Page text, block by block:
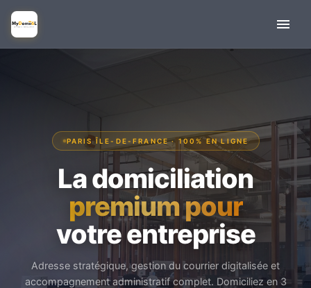
PARIS ÎLE-DE-FRANCE · 100% EN LIGNE
La domiciliation
premium pour
votre entreprise
Adresse stratégique, gestion du courrier digitalisée et
accompagnement administratif complet. Domiciliez en 3